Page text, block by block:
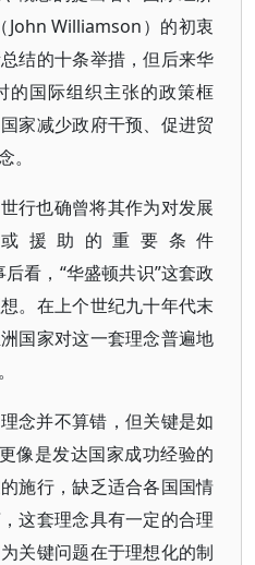
John Williamson）的初衷
结的十条举措，但后来华
的国际组织主张的政策框
家减少政府干预、促进贸
。
行也确曾将其作为对发展
援助的重要条件
看，“华盛顿共识”这套政
。在上个世纪九十年代末
国家对这一套理念普遍地
念并不算错，但关键是如
像是发达国家成功经验的
施行，缺乏适合各国国情
这套理念具有一定的合理
关键问题在于理想化的制